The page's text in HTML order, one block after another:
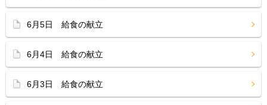
6月5日 給食の献立
6月4日 給食の献立
6月3日 給食の献立